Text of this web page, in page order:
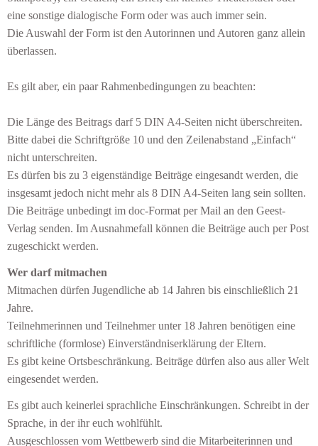
eine sonstige dialogische Form oder was auch immer sein.
Die Auswahl der Form ist den Autorinnen und Autoren ganz allein
überlassen.
Es gilt aber, ein paar Rahmenbedingungen zu beachten:
Die Länge des Beitrags darf 5 DIN A4-Seiten nicht überschreiten.
Bitte dabei die Schriftgröße 10 und den Zeilenabstand „Einfach“
nicht unterschreiten.
Es dürfen bis zu 3 eigenständige Beiträge eingesandt werden, die
insgesamt jedoch nicht mehr als 8 DIN A4-Seiten lang sein sollten.
Die Beiträge unbedingt im doc-Format per Mail an den Geest-
Verlag senden. Im Ausnahmefall können die Beiträge auch per Post
zugeschickt werden.
Wer darf mitmachen
Mitmachen dürfen Jugendliche ab 14 Jahren bis einschließlich 21
Jahre.
Teilnehmerinnen und Teilnehmer unter 18 Jahren benötigen eine
schriftliche (formlose) Einverständniserklärung der Eltern.
Es gibt keine Ortsbeschränkung. Beiträge dürfen also aus aller Welt
eingesendet werden.
Es gibt auch keinerlei sprachliche Einschränkungen. Schreibt in der
Sprache, in der ihr euch wohlfühlt.
Ausgeschlossen vom Wettbewerb sind die Mitarbeiterinnen und